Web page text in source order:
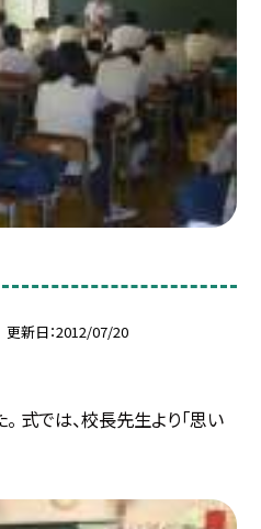
更新日 2012/07/20
式では、校長先生より「思い